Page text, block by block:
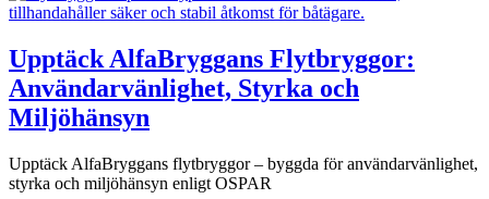
Upptäck AlfaBryggans Flytbryggor:
Användarvänlighet, Styrka och
Miljöhänsyn
Upptäck AlfaBryggans flytbryggor – byggda för användarvänlighet,
styrka och miljöhänsyn enligt OSPAR